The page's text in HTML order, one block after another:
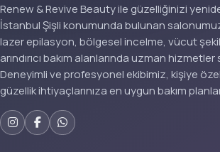
Renew & Revive Beauty ile güzelliğinizi
İstanbul Şişli konumunda bulunan
lazer epilasyon, bölgesel incelme, vücut
arındırıcı bakım alanlarında uzman
Deneyimli ve profesyonel ekibimiz, kişiye
güzellik ihtiyaçlarınıza en uygun bakım